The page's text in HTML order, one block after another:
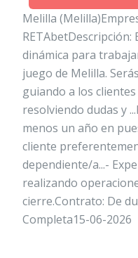
Melilla
dinámica para
juego de Melilla.
guiando a los
resolviendo dudas y
menos un año en
cliente
dependiente/a...-
realizando
cierre.Contrato: De
Completa15-06-2026